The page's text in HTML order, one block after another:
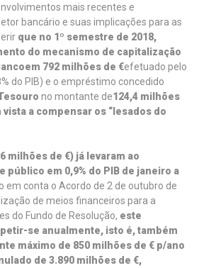
mais recentes e
bancário e suas implicações para as
que no 1º semestre de 2018,
do mecanismo de capitalização
em 792 milhões de €efetuado pelo
do PIB) e o empréstimo concedido
no montante de124,4 milhões
vista a compensar os “lesados do
milhões de €) já levaram ao
público em 0,9% do PIB de janeiro a
em conta o Acordo de 2 de outubro de
de meios financeiros para a
do Fundo de Resolução, este
se anualmente, isto é, também
máximo de 850 milhões de € p/ano
de 3.890 milhões de €,